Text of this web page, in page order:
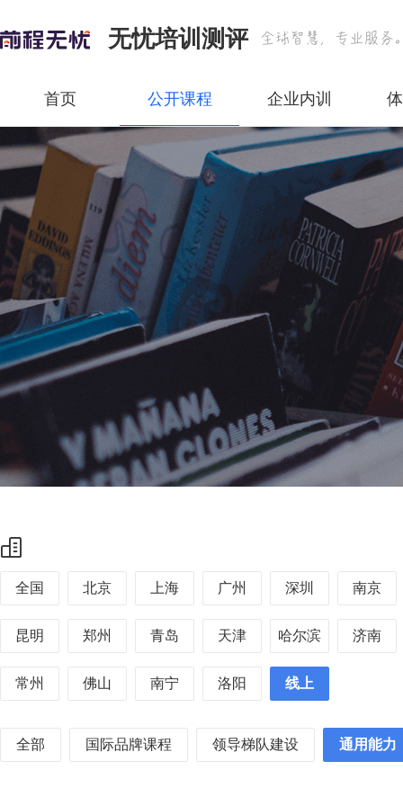
无忧培训测评
首页 公开课程 企业内训
全国 北京 上海 广州 深圳 南京
昆明 郑州 青岛 天津 哈尔滨 济南
常州 佛山 南宁 洛阳 线上
全部 国际品牌课程 领导梯队建设 通用能力